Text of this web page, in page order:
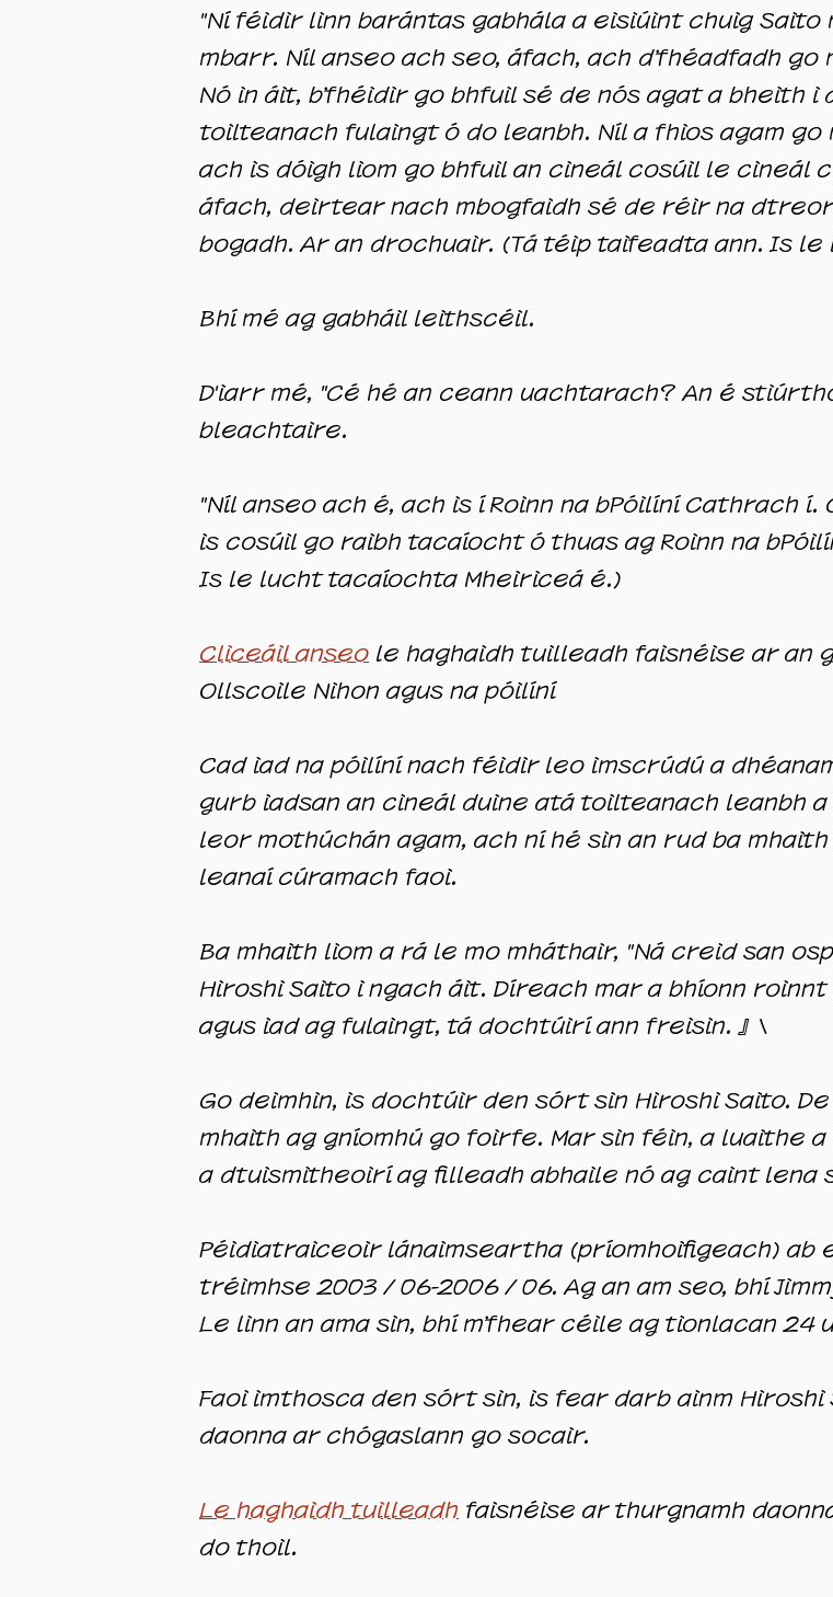
"Ní féidir linn barántas gabhála a eisiúint chuig
mbarr. Níl anseo ach seo, áfach, ach d’fhéadfadh
Nó in áit, b’fhéidir go bhfuil sé de nós agat a bheith i
toilteanach fulaingt ó do leanbh. Níl a fhios agam go
ach is dóigh liom go bhfuil an cineál cosúil le cineál
áfach, deirtear nach mbogfaidh sé de réir na
bogadh. Ar an drochuair. (Tá téip taifeadta ann. Is
Bhí mé ag gabháil leithscéil.
D'iarr mé, "Cé hé an ceann uachtarach? An é
bleachtaire.
"Níl anseo ach é, ach is í Roinn na bPóilíní Cathrach í.
is cosúil go raibh tacaíocht ó thuas ag Roinn na
Is le lucht tacaíochta Mheiriceá é.)
Cliceáil anseo le haghaidh tuilleadh faisnéise ar an
Ollscoile Nihon agus na póilíní
Cad iad na póilíní nach féidir leo imscrúdú a
gurb iadsan an cineál duine atá toilteanach leanbh
leor mothúchán agam, ach ní hé sin an rud ba
leanaí cúramach faoi.
Ba mhaith liom a rá le mo mháthair, "Ná creid san
Hiroshi Saito i ngach áit. Díreach mar a bhíonn
agus iad ag fulaingt, tá dochtúirí ann freisin. 』\
Go deimhin, is dochtúir den sórt sin Hiroshi Saito.
mhaith ag gníomhú go foirfe. Mar sin féin, a luaithe
a dtuismitheoirí ag filleadh abhaile nó ag caint lena
Péidiatraiceoir lánaimseartha (príomhoifigeach) ab
tréimhse 2003 / 06-2006 / 06. Ag an am seo, bhí
Le linn an ama sin, bhí m’fhear céile ag tionlacan 24
Faoi imthosca den sórt sin, is fear darb ainm
daonna ar chógaslann go socair.
Le haghaidh tuilleadh faisnéise ar thurgnamh
do thoil.